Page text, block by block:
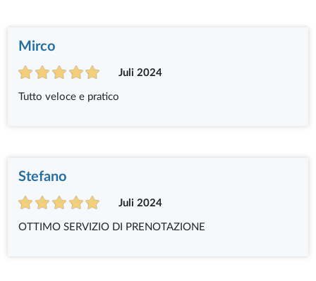
Mirco
Juli 2024
Tutto veloce e pratico
Stefano
Juli 2024
OTTIMO SERVIZIO DI PRENOTAZIONE